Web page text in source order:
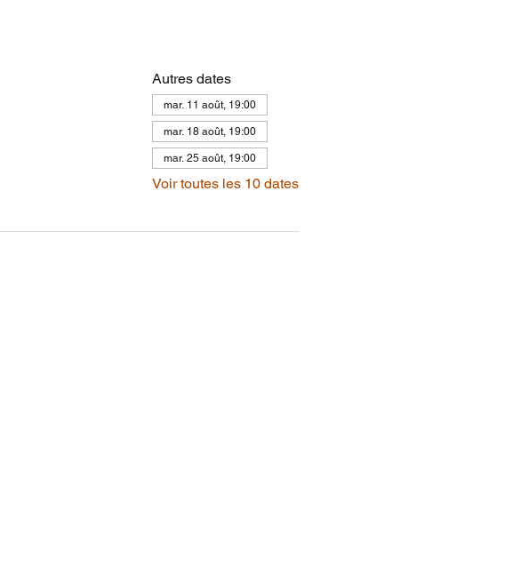
Autres dates
mar. 11 août, 19:00
mar. 18 août, 19:00
mar. 25 août, 19:00
Voir toutes les 10 dates